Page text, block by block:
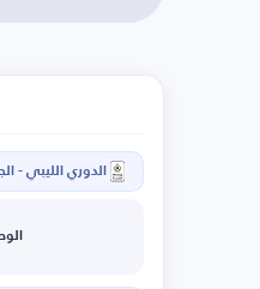
الدوري الليبي - الجولة 9 -